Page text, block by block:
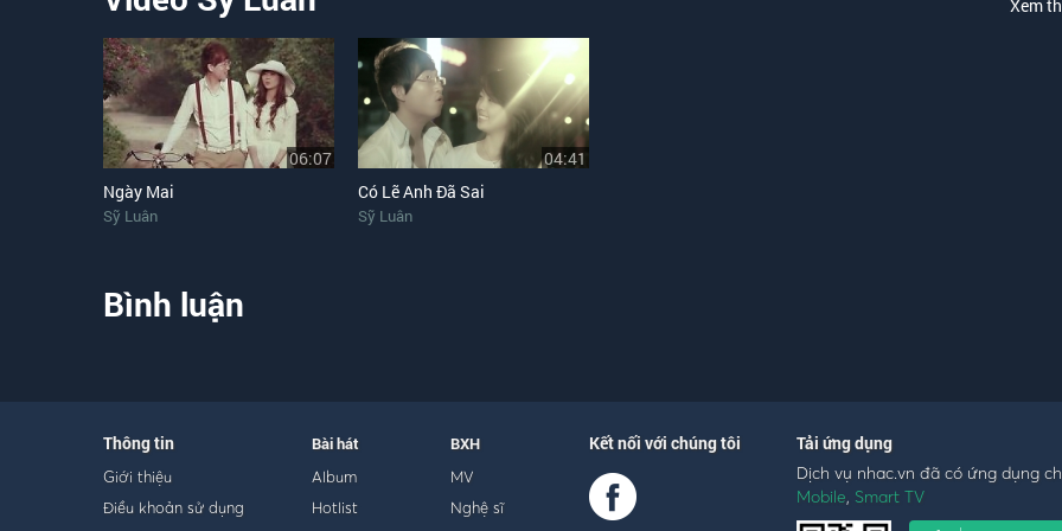
Xem
06:07
Ngày Mai
Sỹ Luân
04:41
Có Lẽ Anh Đã Sai
Sỹ Luân
Bình luận
Thông tin
Giới thiệu
Điều khoản sử dụng
Bài hát
Album
Hotlist
BXH
MV
Nghệ sĩ
Kết nối với chúng tôi Tải ứng dụng
Dịch vụ nhac.vn đã có ứng dụng
Mobile, Smart TV